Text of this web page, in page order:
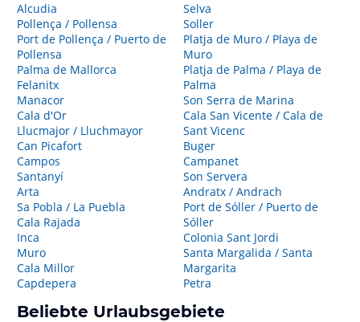
Alcudia
Pollença / Pollensa
Port de Pollença / Puerto de
Pollensa
Palma de Mallorca
Felanitx
Manacor
Cala d'Or
Llucmajor / Lluchmayor
Can Picafort
Campos
Santanyí
Arta
Sa Pobla / La Puebla
Cala Rajada
Inca
Muro
Cala Millor
Capdepera
Selva
Soller
Platja de Muro / Playa de
Muro
Platja de Palma / Playa de
Palma
Son Serra de Marina
Cala San Vicente / Cala de
Sant Vicenc
Buger
Campanet
Son Servera
Andratx / Andrach
Port de Sóller / Puerto de
Sóller
Colonia Sant Jordi
Santa Margalida / Santa
Margarita
Petra
Beliebte Urlaubsgebiete